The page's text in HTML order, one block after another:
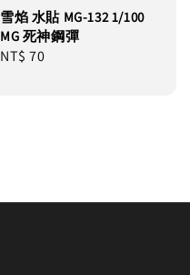
雪焰 水貼 MG-132 1/100
MG 死神鋼彈
Regular
NT$ 70